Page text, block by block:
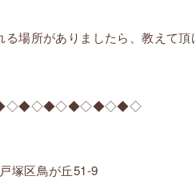
る場所がありましたら、教えて頂
塚区鳥が丘51-9